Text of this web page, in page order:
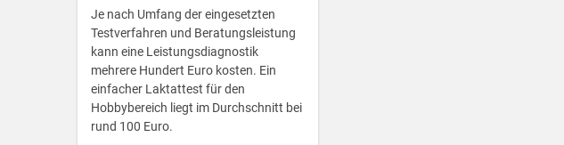
Je nach Umfang der eingesetzten
Testverfahren und Beratungsleistung
kann eine Leistungsdiagnostik
mehrere Hundert Euro kosten. Ein
einfacher Laktattest für den
Hobbybereich liegt im Durchschnitt bei
rund 100 Euro.